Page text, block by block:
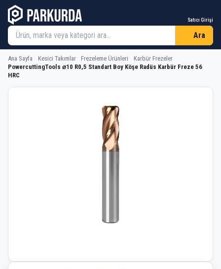
Satıcı Girişi
Ara
Ana Sayfa Kesici Takımlar Frezeleme Ürünleri
Karbür Frezeler
PowercuttingTools ⌀10 R0,5 Standart Boy Köşe Radüs Karbür Freze 56
HRC
PowercuttingTools ⌀10 R0,5